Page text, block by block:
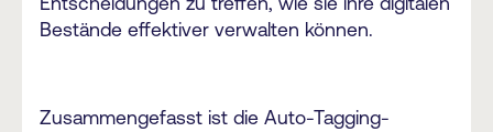
Bestände effektiver verwalten können.
Zusammengefasst ist die Auto-Tagging-